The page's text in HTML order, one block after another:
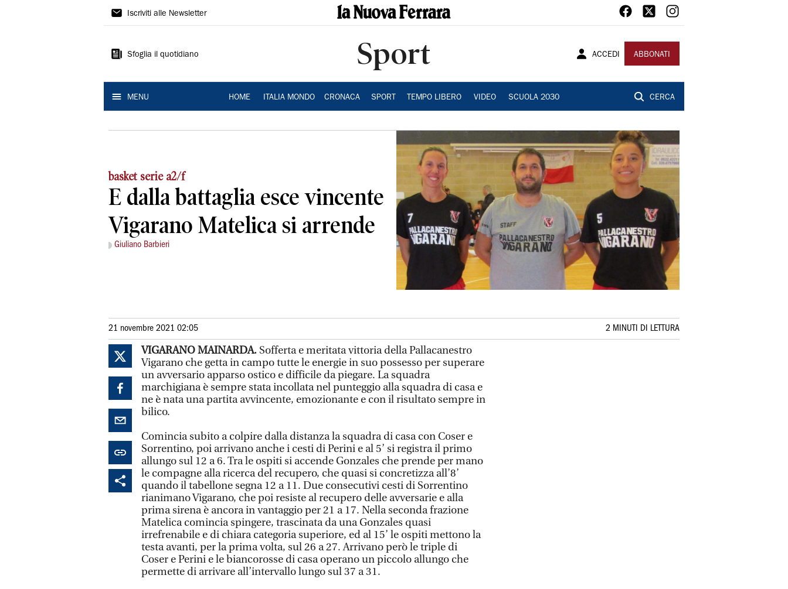
La
Ferrara
Iscriviti alle Newsletter
Sfoglia il quotidiano Sport ACCEDI ABBONATI
MENU HOME ITALIA MONDO CRONACA SPORT TEMPO LIBERO VIDEO SCUOLA 2030 CERCA
basket serie a2/f
E dalla battaglia esce vincente
Vigarano Matelica si arrende
Giuliano Barbieri
21 novembre 2021 02:05 2 MINUTI DI LETTURA
VIGARANO MAINARDA. Sofferta e meritata vittoria della Pallacanestro
Vigarano che getta in campo tutte le energie in suo possesso per superare
un avversario apparso ostico e difficile da piegare. La squadra
marchigiana è sempre stata incollata nel punteggio alla squadra di casa e
ne è nata una partita avvincente, emozionante e con il risultato sempre in
bilico.
Comincia subito a colpire dalla distanza la squadra di casa con Coser e
Sorrentino, poi arrivano anche i cesti di Perini e al 5’ si registra il primo
allungo sul 12 a 6. Tra le ospiti si accende Gonzales che prende per mano
le compagne alla ricerca del recupero, che quasi si concretizza all’8’
quando il tabellone segna 12 a 11. Due consecutivi cesti di Sorrentino
rianimano Vigarano, che poi resiste al recupero delle avversarie e alla
prima sirena è ancora in vantaggio per 21 a 17. Nella seconda frazione
Matelica comincia spingere, trascinata da una Gonzales quasi
irrefrenabile e di chiara categoria superiore, ed al 15’ le ospiti mettono la
testa avanti, per la prima volta, sul 26 a 27. Arrivano però le triple di
Coser e Perini e le biancorosse di casa operano un piccolo allungo che
permette di arrivare all’intervallo lungo sul 37 a 31.